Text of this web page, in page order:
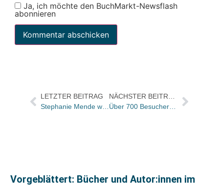
Ja, ich möchte den BuchMarkt-Newsflash
abonnieren
LETZTER BEITRAG
Stephanie Mende wird Verlagsleiterin des audio media verlags
Vorgeblättert: Bücher und Autor:innen im